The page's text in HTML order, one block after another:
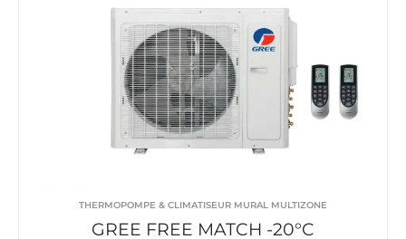
THERMOPOMPE & CLIMATISEUR MURAL MULTIZONE
GREE FREE MATCH -20°C